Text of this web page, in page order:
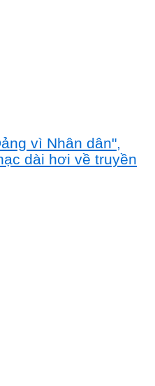
vì Nhân dân",
dài hơi về truyền